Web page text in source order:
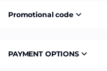
Promotional code
PAYMENT OPTIONS